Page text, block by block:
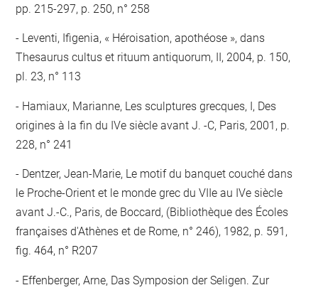
pp. 215-297, p. 250, n° 258
Leventi, Ifigenia, « Héroisation, apothéose », dans
Thesaurus cultus et rituum antiquorum, II, 2004, p. 150,
pl. 23, n° 113
Hamiaux, Marianne, Les sculptures grecques, I, Des
origines à la fin du IVe siècle avant J. -C, Paris, 2001, p.
228, n° 241
Dentzer, Jean-Marie, Le motif du banquet couché dans
le Proche-Orient et le monde grec du VIIe au IVe siècle
avant J.-C., Paris, de Boccard, (Bibliothèque des Écoles
françaises d'Athènes et de Rome, n° 246), 1982, p. 591,
fig. 464, n° R207
Effenberger, Arne, Das Symposion der Seligen. Zur